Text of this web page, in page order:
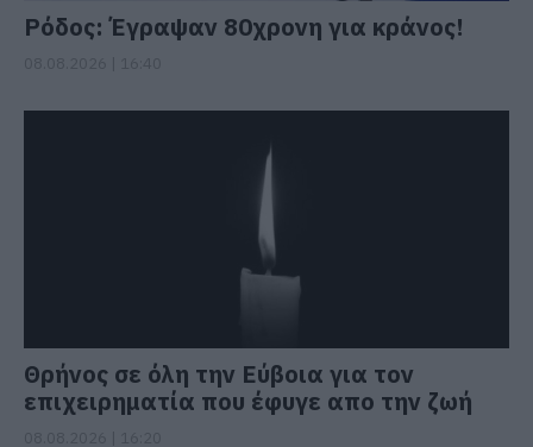
Ρόδος: Έγραψαν 80χρονη για κράνος!
Θρήνος σε όλη την Εύβοια για τον
επιχειρηματία που έφυγε απο την ζωή